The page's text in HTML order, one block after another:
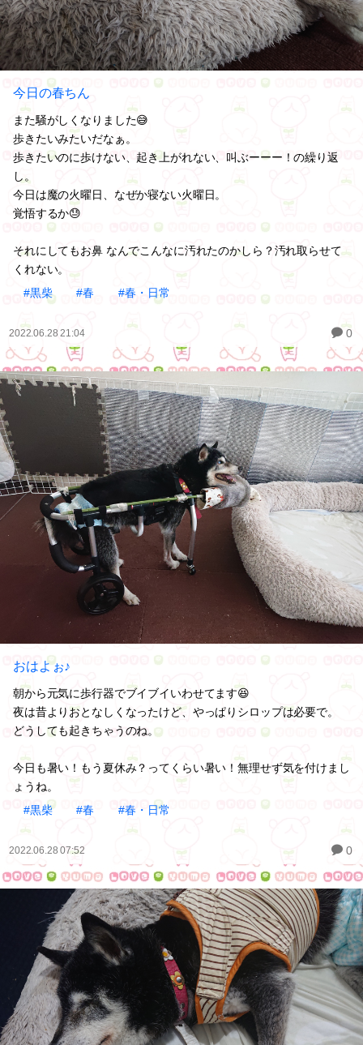
今日の春ちん
また騒がしくなりました😅
歩きたいみたいだなぁ。
歩きたいのに歩けない、起き上がれない、叫ぶーーー！の繰り返
し。
今日は魔の火曜日、なぜか寝ない火曜日。
覚悟するか😓
それにしてもお鼻 なんでこんなに汚れたのかしら？汚れ取らせて
くれない。
#黒柴
#春 #春・日常
2022.06.28 21:04 0
おはよぉ♪
朝から元気に歩行器でブイブイいわせてます😆
夜は昔よりおとなしくなったけど、やっぱりシロップは必要で。
どうしても起きちゃうのね。
今日も暑い！もう夏休み？ってくらい暑い！無理せず気を付けまし
ょうね。
#黒柴
#春 #春・日常
2022.06.28 07:52 0